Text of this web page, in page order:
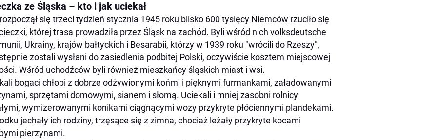
ze Śląska – kto i jak uciekał
się trzeci tydzień stycznia 1945 roku blisko 600 tysięcy Niemców rzuciło się
której trasa prowadziła przez Śląsk na zachód. Byli wśród nich volksdeutsche
Ukrainy, krajów bałtyckich i Besarabii, którzy w 1939 roku "wrócili do Rzeszy",
zostali wysłani do zasiedlenia podbitej Polski, oczywiście kosztem miejscowej
Wśród uchodźców byli również mieszkańcy śląskich miast i wsi.
bogaci chłopi z dobrze odżywionymi końmi i pięknymi furmankami, załadowanymi
sprzętami domowymi, sianem i słomą. Uciekali i mniej zasobni rolnicy
wymizerowanymi konikami ciągnącymi wozy przykryte płóciennymi plandekami.
jechały ich rodziny, trzęsące się z zimna, chociaż leżały przykryte kocami
pierzynami.